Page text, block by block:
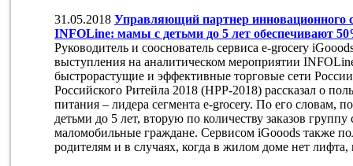
31.05.2018 Управляющий партнер инновационного
INFOLine: мамы с детьми до 5 лет обеспечивают
Руководитель и сооснователь сервиса e-grocery
выступления на аналитическом мероприятии
быстрорастущие и эффективные торговые сети
Российского Ритейла 2018 (НРР-2018) рассказал о
питания – лидера сегмента e-grocery. По его словам,
детьми до 5 лет, вторую по количеству заказов
маломобильные граждане. Сервисом iGooods также
родителям и в случаях, когда в жилом доме нет